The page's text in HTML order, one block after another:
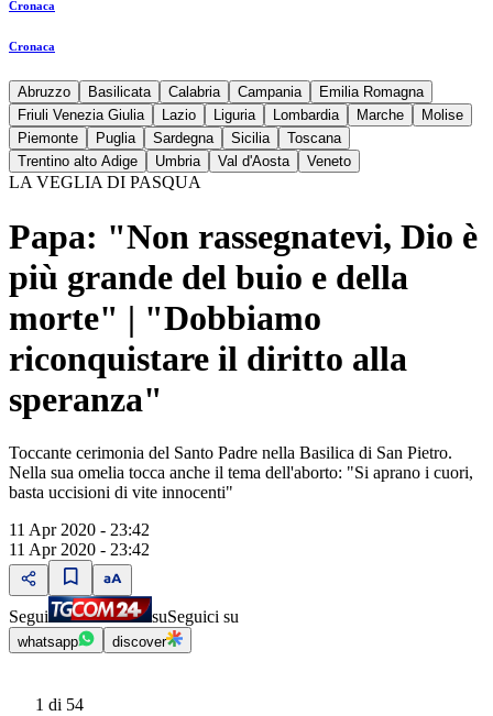
Cronaca
Cronaca
Abruzzo Basilicata Calabria Campania
Emilia Romagna
Friuli Venezia Giulia
Lazio Liguria Lombardia Marche
Molise
Piemonte
Puglia Sardegna Sicilia
Toscana
Trentino alto Adige
Umbria Val d'Aosta Veneto
LA VEGLIA DI PASQUA
Papa: "Non rassegnatevi, Dio è
più grande del buio e della
morte" | "Dobbiamo
riconquistare il diritto alla
speranza"
Toccante cerimonia del Santo Padre nella Basilica di San Pietro.
Nella sua omelia tocca anche il tema dell'aborto: "Si aprano i cuori,
basta uccisioni di vite innocenti"
11 Apr 2020 - 23:42
11 Apr 2020 - 23:42
Segui suSeguici su
whatsapp discover
1 di 54